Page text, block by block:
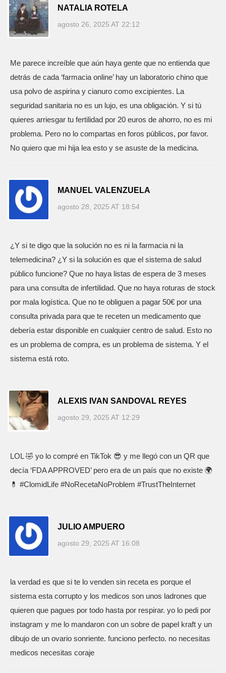
NATALIA ROTELA
agosto 26, 2025 AT 22:12
Me parece increíble que aún haya gente que no entienda que
detrás de cada ‘farmacia online’ hay un laboratorio chino que
usa polvo de aspirina y cianuro como excipientes. La
seguridad sanitaria no es un lujo, es una obligación. Y si tú
quieres arriesgar tu fertilidad por 20 euros de ahorro, no es mi
problema. Pero no lo compartas en foros públicos, por favor.
No quiero que mi hija lea esto y se asuste de la medicina.
MANUEL VALENZUELA
agosto 28, 2025 AT 18:54
¿Y si te digo que la solución no es ni la farmacia ni la
telemedicina? ¿Y si la solución es que el sistema de salud
público funcione? Que no haya listas de espera de 3 meses
para una consulta de infertilidad. Que no haya roturas de stock
por mala logística. Que no te obliguen a pagar 50€ por una
consulta privada para que te receten un medicamento que
debería estar disponible en cualquier centro de salud. Esto no
es un problema de compra, es un problema de sistema. Y el
sistema está roto.
ALEXIS IVAN SANDOVAL REYES
agosto 29, 2025 AT 12:29
LOL 🤣 yo lo compré en TikTok 😎 y me llegó con un QR que
decía ‘FDA APPROVED’ pero era de un país que no existe 🌍
💊 #ClomidLife #NoRecetaNoProblem #TrustTheInternet
JULIO AMPUERO
agosto 29, 2025 AT 16:08
la verdad es que si te lo venden sin receta es porque el
sistema esta corrupto y los medicos son unos ladrones que
quieren que pagues por todo hasta por respirar. yo lo pedi por
instagram y me lo mandaron con un sobre de papel kraft y un
dibujo de un ovario sonriente. funciono perfecto. no necesitas
medicos necesitas coraje